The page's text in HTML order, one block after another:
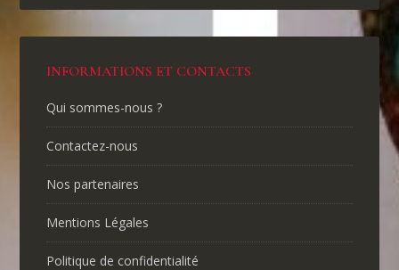
INFORMATIONS ET CONTACTS
Qui sommes-nous ?
Contactez-nous
Nos partenaires
Mentions Légales
Politique de confidentialité